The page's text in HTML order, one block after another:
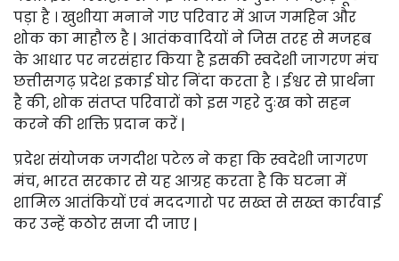
पड़ा है । खुशीया मनाने गए परिवार में आज गमहिन और
शोक का माहौल है | आतंकवादियों ने जिस तरह से मजहब
के आधार पर नरसंहार किया है इसकी स्वदेशी जागरण मंच
छत्तीसगढ़ प्रदेश इकाई घोर निंदा करता है । ईश्वर से प्रार्थना
है की, शोक संतप्त परिवारों को इस गहरे दुःख को सहन
करने की शक्ति प्रदान करें |
प्रदेश संयोजक जगदीश पटेल ने कहा कि स्वदेशी जागरण
मंच, भारत सरकार से यह आग्रह करता है कि घटना में
शामिल आतंकियों एवं मददगारो पर सख्त से सख्त कार्रवाई
कर उन्हें कठोर सजा दी जाए |